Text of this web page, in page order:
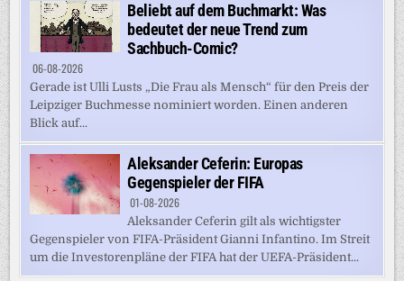
Beliebt auf dem Buchmarkt: Was
bedeutet der neue Trend zum
Sachbuch-Comic?
06-08-2026
Gerade ist Ulli Lusts „Die Frau als Mensch“ für den Preis der
Leipziger Buchmesse nominiert worden. Einen anderen
Blick auf...
Aleksander Ceferin: Europas
Gegenspieler der FIFA
01-08-2026
Aleksander Ceferin gilt als wichtigster
Gegenspieler von FIFA-Präsident Gianni Infantino. Im Streit
um die Investorenpläne der FIFA hat der UEFA-Präsident...